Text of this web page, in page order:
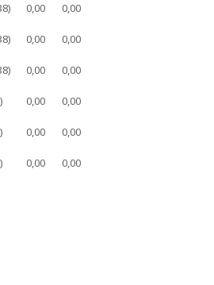
0,00 0,00
0,00 0,00
0,00 0,00
0,00 0,00
0,00 0,00
0,00 0,00